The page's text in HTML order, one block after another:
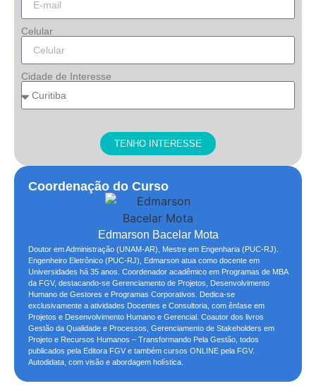
Celular
Cidade de Interesse
TENHO INTERESSE
Coordenação do Curso
Edmarson Bacelar Mota
Doutor em Administração (UNAM-AR), Mestre em Engenharia (PUC-RJ).
Engenheiro Eletrônico (PUC-RJ), Edmarson atua como docente em
Universidades há 35 anos. Coordenador acadêmico em Programas de MBA
da FGV, destacando-se Gerenciamento de Projetos, Desenvolvimento
Humano de Gestores e Programas Corporativos. Dedica-se
exclusivamente a atividades Docentes e Consultoria, com ênfase em
Projetos e Desenvolvimento Humano e Gerencial. Coautor dos livros
Gestão da Qualidade e Processos, Gerenciamento de Stakeholders em
Projeto e Recursos Humanos – Transformando Pela Gestão, todos
publicados pela Editora FGV e também cursos ONLINE pela FGV.
Autodidata, com visão e abordagem holística.